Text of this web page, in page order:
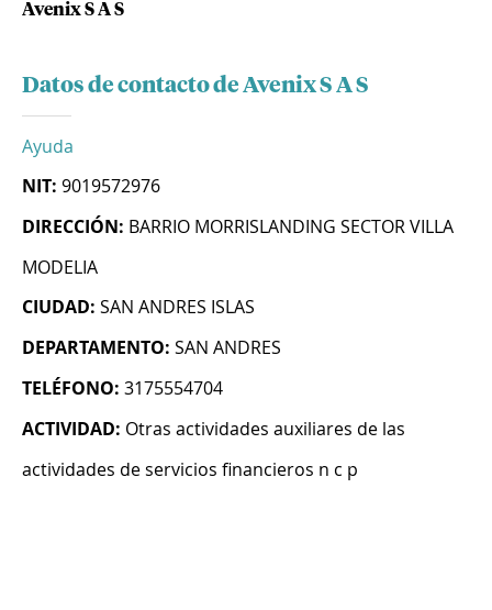
Avenix S A S
Datos de contacto de Avenix S A S
Ayuda
NIT: 9019572976
DIRECCIÓN: BARRIO MORRISLANDING SECTOR VILLA
MODELIA
CIUDAD: SAN ANDRES ISLAS
DEPARTAMENTO: SAN ANDRES
TELÉFONO: 3175554704
ACTIVIDAD: Otras actividades auxiliares de las
actividades de servicios financieros n c p